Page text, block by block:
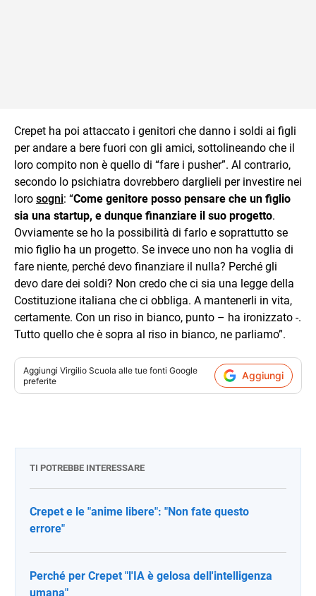
Crepet ha poi attaccato i genitori che danno i soldi ai figli
per andare a bere fuori con gli amici, sottolineando che il
loro compito non è quello di “fare i pusher”. Al contrario,
secondo lo psichiatra dovrebbero darglieli per investire nei
loro sogni: “Come genitore posso pensare che un figlio
sia una startup, e dunque finanziare il suo progetto.
Ovviamente se ho la possibilità di farlo e soprattutto se
mio figlio ha un progetto. Se invece uno non ha voglia di
fare niente, perché devo finanziare il nulla? Perché gli
devo dare dei soldi? Non credo che ci sia una legge della
Costituzione italiana che ci obbliga. A mantenerli in vita,
certamente. Con un riso in bianco, punto – ha ironizzato -.
Tutto quello che è sopra al riso in bianco, ne parliamo”.
Aggiungi Virgilio Scuola alle tue fonti Google
preferite
Aggiungi
TI POTREBBE INTERESSARE
Crepet e le "anime libere": "Non fate questo
errore"
Perché per Crepet "l'IA è gelosa dell'intelligenza
umana"